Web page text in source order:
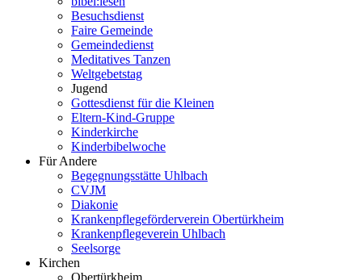
Besuchsdienst
Faire Gemeinde
Gemeindedienst
Meditatives Tanzen
Weltgebetstag
Jugend
Gottesdienst für die Kleinen
Eltern-Kind-Gruppe
Kinderkirche
Kinderbibelwoche
Für Andere
Begegnungsstätte Uhlbach
CVJM
Diakonie
Krankenpflegeförderverein Obertürkheim
Krankenpflegeverein Uhlbach
Seelsorge
Kirchen
Obertürkheim